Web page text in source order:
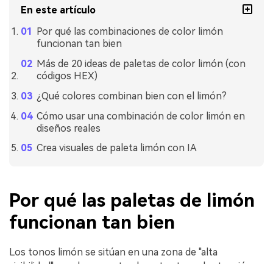
En este artículo
Por qué las combinaciones de color limón
funcionan tan bien
Más de 20 ideas de paletas de color limón (con
códigos HEX)
¿Qué colores combinan bien con el limón?
Cómo usar una combinación de color limón en
diseños reales
Crea visuales de paleta limón con IA
Por qué las paletas de limón
funcionan tan bien
Los tonos limón se sitúan en una zona de "alta